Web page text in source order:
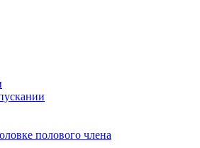
полового члена